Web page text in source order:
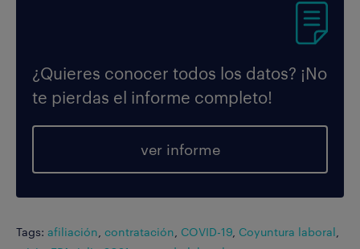
¿Quieres conocer todos los datos? ¡No
te pierdas el informe completo!
ver informe
Tags: afiliación contratación COVID-19 Coyuntura laboral